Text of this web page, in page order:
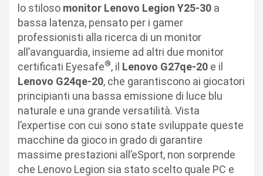
lo stiloso monitor Lenovo Legion Y25-30 a
bassa latenza, pensato per i gamer
professionisti alla ricerca di un monitor
all’avanguardia, insieme ad altri due monitor
certificati Eyesafe®, il Lenovo G27qe-20 e il
Lenovo G24qe-20, che garantiscono ai giocatori
principianti una bassa emissione di luce blu
naturale e una grande versatilità. Vista
l’expertise con cui sono state sviluppate queste
macchine da gioco in grado di garantire
massime prestazioni all’eSport, non sorprende
che Lenovo Legion sia stato scelto quale PC e